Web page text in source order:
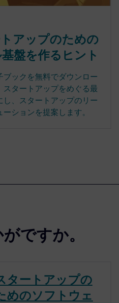
アップのための
盤を作るヒント
ブックを無料でダウンロー
スタートアップをめぐる最
、スタートアップのリー
ションを提案します。
ですか。
タートアップの
めのソフトウェ